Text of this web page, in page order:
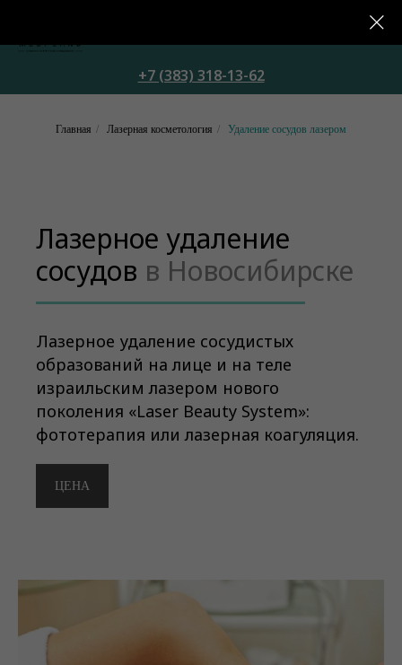
+7 (383) 318-13-62
Главная / Лазерная косметология / Удаление сосудов лазером
Лазерное удаление
сосудов в Новосибирске
Лазерное удаление сосудистых
образований на лице и на теле
израильским лазером нового
поколения «Laser Beauty System»:
фототерапия или лазерная коагуляция.
ЦЕНА